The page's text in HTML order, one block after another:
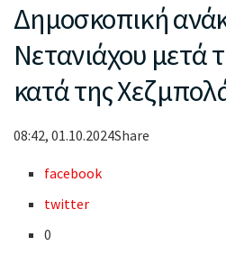
Δημοσκοπική
Νετανιάχου μετά
κατά της
08:42, 01.10.2024Share
facebook
twitter
0